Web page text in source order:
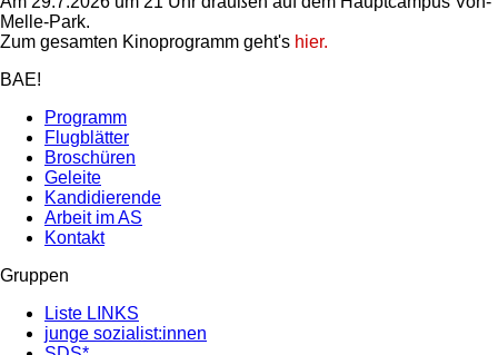
Melle-Park.
Zum gesamten Kinoprogramm geht's hier.
BAE!
Programm
Flugblätter
Broschüren
Geleite
Kandidierende
Arbeit im AS
Kontakt
Gruppen
Liste LINKS
junge sozialist:innen